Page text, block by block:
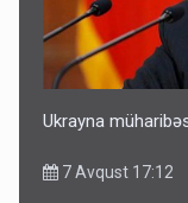
Ukrayna
7 Avqust 17:12